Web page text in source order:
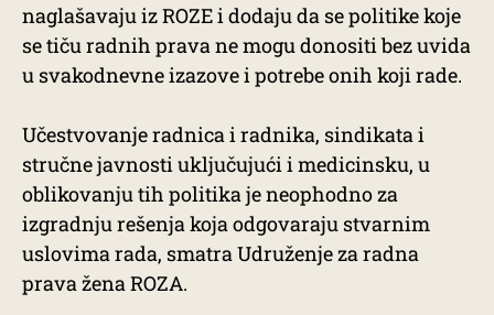
naglašavaju iz ROZE i dodaju da se politike koje
se tiču radnih prava ne mogu donositi bez uvida
u svakodnevne izazove i potrebe onih koji rade.
Učestvovanje radnica i radnika, sindikata i
stručne javnosti uključujući i medicinsku, u
oblikovanju tih politika je neophodno za
izgradnju rešenja koja odgovaraju stvarnim
uslovima rada, smatra Udruženje za radna
prava žena ROZA.